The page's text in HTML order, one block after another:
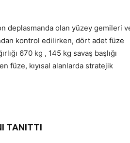
deplasmanda olan yüzey gemileri
kontrol edilirken, dört adet füze
670 kg , 145 kg savaş başlığı
füze, kıyısal alanlarda stratejik
TANITTI